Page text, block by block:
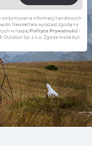
otrzymywania informacji handlowych
do Newslettera wyrażasz zgodę na
w naszej Polityce Prywatności i
Outdoor Sp. z o.o. Zgoda może być